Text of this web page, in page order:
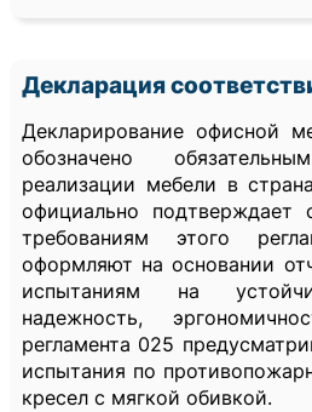
Декларация
Декларирование офисной
обозначено
реализации мебели в
официально подтверждает
требованиям этого
оформляют на основании
испытаниям на
надежность,
регламента 025
испытания по
кресел с мягкой обивкой.